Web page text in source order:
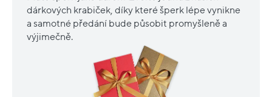
dárkových krabiček, díky které šperk lépe vynikne
a samotné předání bude působit promyšleně a
výjimečně.